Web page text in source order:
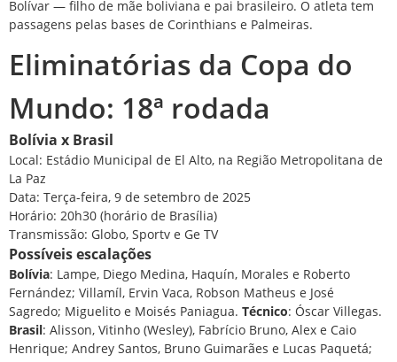
Bolívar — filho de mãe boliviana e pai brasileiro. O atleta tem
passagens pelas bases de Corinthians e Palmeiras.
Eliminatórias da Copa do
Mundo: 18ª rodada
Bolívia x Brasil
Local: Estádio Municipal de El Alto, na Região Metropolitana de
La Paz
Data: Terça-feira, 9 de setembro de 2025
Horário: 20h30 (horário de Brasília)
Transmissão: Globo, Sportv e Ge TV
Possíveis escalações
Bolívia: Lampe, Diego Medina, Haquín, Morales e Roberto
Fernández; Villamíl, Ervin Vaca, Robson Matheus e José
Sagredo; Miguelito e Moisés Paniagua. Técnico: Óscar Villegas.
Brasil: Alisson, Vitinho (Wesley), Fabrício Bruno, Alex e Caio
Henrique; Andrey Santos, Bruno Guimarães e Lucas Paquetá;